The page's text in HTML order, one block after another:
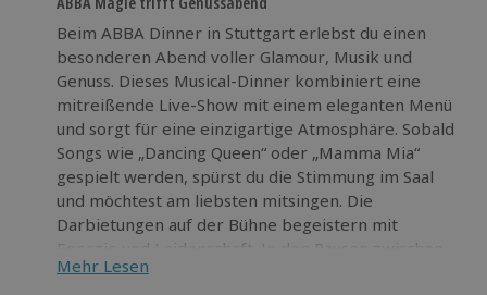
Beim ABBA Dinner in Stuttgart erlebst du einen
besonderen Abend voller Glamour, Musik und
Genuss. Dieses Musical-Dinner kombiniert eine
mitreißende Live-Show mit einem eleganten Menü
und sorgt für eine einzigartige Atmosphäre. Sobald
Songs wie „Dancing Queen“ oder „Mamma Mia“
gespielt werden, spürst du die Stimmung im Saal
und möchtest am liebsten mitsingen. Die
Darbietungen auf der Bühne begeistern mit
Energie und Leidenschaft. In den Pausen zwischen
den Showeinlagen wird dir ein köstliches Menü
Mehr Lesen